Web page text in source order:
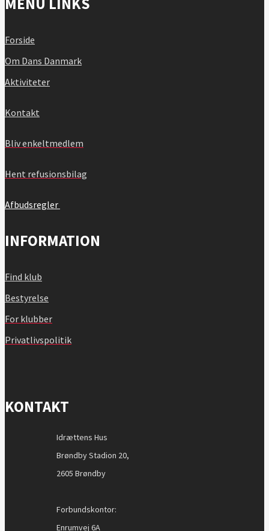
Forside
Om Dans Danmark
Aktiviteter
Kontakt
Bliv enkeltmedlem
Hent refusionsbilag
Afbudsregler
INFORMATION
Find klub
Bestyrelse
For klubber
Privatlivspolitik
KONTAKT
Idrættens Hus
Brøndby Stadion 20,
2605 Brøndby
Forbundskontor:
Enrumvej 6A